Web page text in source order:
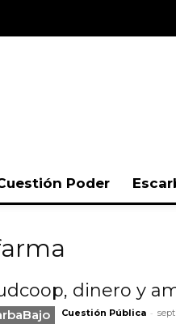
Poder
dinero y
Cuestión Pública -